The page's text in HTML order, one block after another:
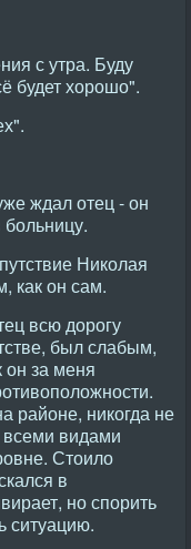
с утра. Буду
будет хорошо".
ждал отец - он
Николая
как он сам.
всю дорогу
был слабым,
он за меня
районе, никогда не
видами
Стоило
в
но спорить
ситуацию.